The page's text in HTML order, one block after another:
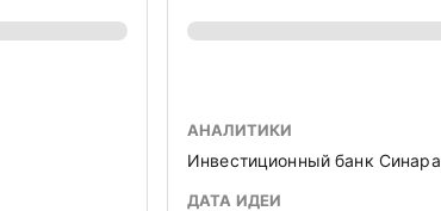
АНАЛИТИКИ
Инвестиционный банк Синара
ДАТА ИДЕИ